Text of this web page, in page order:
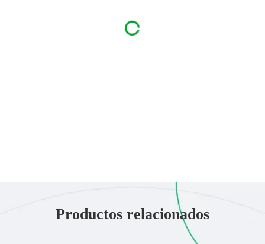
VITAMINA E + CARNOSINA
Productos relacionados